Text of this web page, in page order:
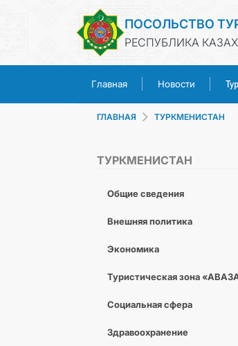
ПОСОЛЬСТВО
РЕСПУБЛИКА
Главная Новости
ГЛАВНАЯ ТУРКМЕНИСТАН
ТУРКМЕНИСТАН
Общие сведения
Внешняя политика
Экономика
Туристическая зона
Социальная сфера
Здравоохранение